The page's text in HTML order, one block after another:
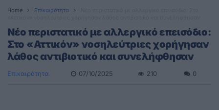
Home Επικαιρότητα
Νέο περιστατικό με αλλεργικό επεισόδιο:
Στο «Αττικόν» νοσηλεύτριες χορήγησαν
λάθος αντιβιοτικό και συνελήφθησαν
Επικαιρότητα 07/10/2025 210 0